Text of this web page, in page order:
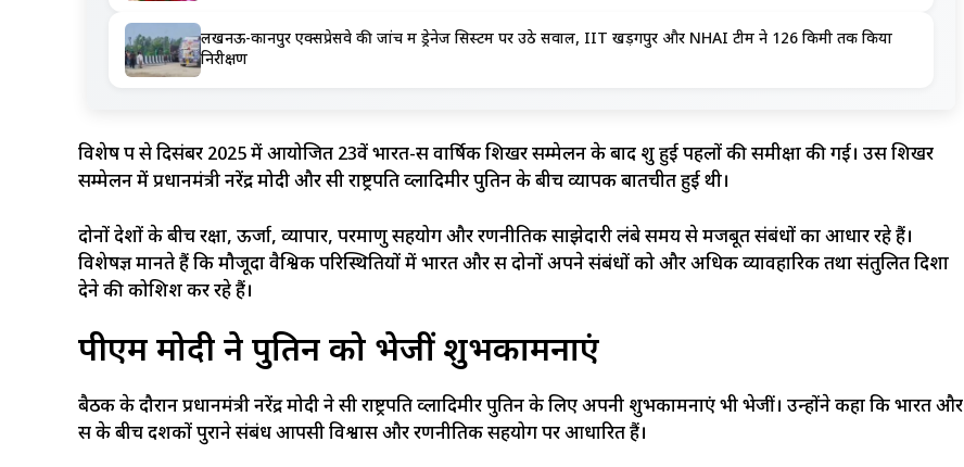
लखनऊ-कानपुर एक्सप्रेसवे की जांच में ड्रेनेज सिस्टम पर उठे सवाल, IIT खड़गपुर और NHAI टीम ने 126 किमी तक किया
निरीक्षण
विशेष रूप से दिसंबर 2025 में आयोजित 23वें भारत-रूस वार्षिक शिखर सम्मेलन के बाद शुरू हुई पहलों की समीक्षा की गई। उस शिखर
सम्मेलन में प्रधानमंत्री नरेंद्र मोदी और रूसी राष्ट्रपति व्लादिमीर पुतिन के बीच व्यापक बातचीत हुई थी।
दोनों देशों के बीच रक्षा, ऊर्जा, व्यापार, परमाणु सहयोग और रणनीतिक साझेदारी लंबे समय से मजबूत संबंधों का आधार रहे हैं।
विशेषज्ञ मानते हैं कि मौजूदा वैश्विक परिस्थितियों में भारत और रूस दोनों अपने संबंधों को और अधिक व्यावहारिक तथा संतुलित दिशा
देने की कोशिश कर रहे हैं।
पीएम मोदी ने पुतिन को भेजीं शुभकामनाएं
बैठक के दौरान प्रधानमंत्री नरेंद्र मोदी ने रूसी राष्ट्रपति व्लादिमीर पुतिन के लिए अपनी शुभकामनाएं भी भेजीं। उन्होंने कहा कि भारत और
रूस के बीच दशकों पुराने संबंध आपसी विश्वास और रणनीतिक सहयोग पर आधारित हैं।